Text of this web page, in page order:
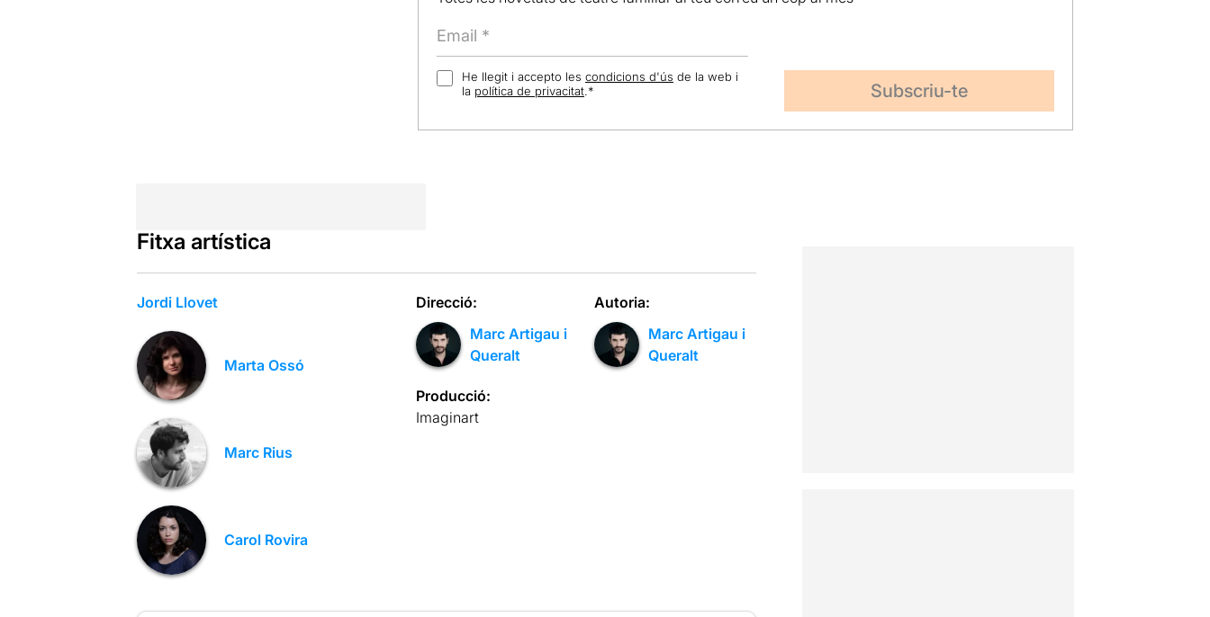
He llegit i accepto les condicions d'ús de la web i
la política de privacitat.*
Fitxa artística
Jordi Llovet
Marta Ossó
Marc Rius
Carol Rovira
Direcció:
Marc Artigau i
Queralt
Autoria:
Marc Artigau i
Queralt
Producció:
Imaginart